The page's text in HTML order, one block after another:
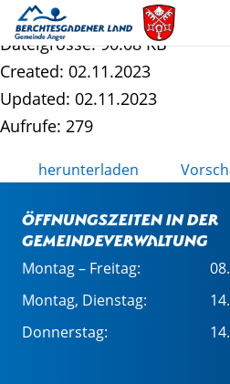
Information nach
Dateigrösse: 90.08 KB
Created: 02.11.2023
Updated: 02.11.2023
Aufrufe: 279
herunterladen
Öffnungszeiten in der
Gemeindeverwaltung
Montag – Freitag:
Montag, Dienstag:
Donnerstag: